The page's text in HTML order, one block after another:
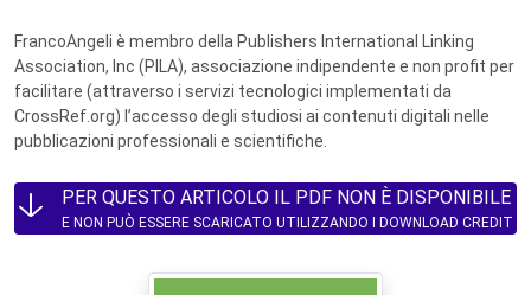
FrancoAngeli è membro della Publishers International Linking
Association, Inc (PILA), associazione indipendente e non profit per
facilitare (attraverso i servizi tecnologici implementati da
CrossRef.org) l’accesso degli studiosi ai contenuti digitali nelle
pubblicazioni professionali e scientifiche.
PER QUESTO ARTICOLO IL PDF NON È DISPONIBILE
E NON PUÒ ESSERE SCARICATO UTILIZZANDO I DOWNLOAD CREDIT